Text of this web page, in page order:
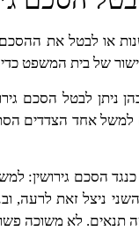
או לבטל את
של בית המשפט
ניתן לבטל הסכם
למשל אחד הצדדים
כנגד הסכם גירושין:
ניצל זאת לרעה,
תנאים. לא משוכה